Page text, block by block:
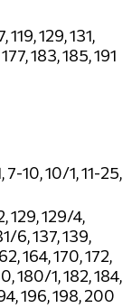
119, 129, 131,
183, 185, 191
7-10, 10/1, 11-25,
129, 129/4,
6, 137, 139,
164, 170, 172,
180/1, 182, 184,
196, 198, 200